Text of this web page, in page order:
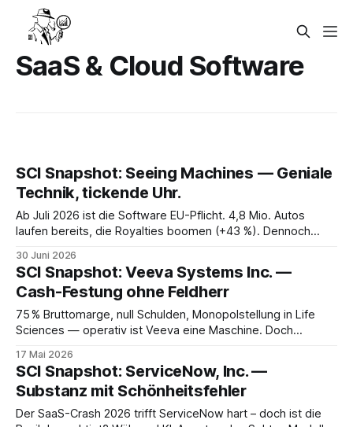
SaaS & Cloud Software
SCI Snapshot: Seeing Machines — Geniale
Technik, tickende Uhr.
Ab Juli 2026 ist die Software EU-Pflicht. 4,8 Mio. Autos
laufen bereits, die Royalties boomen (+43 %). Dennoch
im Oktober fällige Wandelanleihe. Die Wette lautet nicht
„Funktioniert das?“, sondern „Überlebt die Firma ihren
eigenen Erfolg?“
30 Juni 2026
SCI Snapshot: Veeva Systems Inc. —
Cash-Festung ohne Feldherr
75 % Bruttomarge, null Schulden, Monopolstellung in Life
Sciences — operativ ist Veeva eine Maschine. Doch
verwässern das Bild. SCI Score, Fair Value und die Frage:
Was macht Gassner mit dem Geld?
17 Mai 2026
SCI Snapshot: ServiceNow, Inc. —
Substanz mit Schönheitsfehler
Der SaaS-Crash 2026 trifft ServiceNow hart – doch ist die